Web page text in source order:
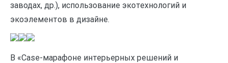
заводах, др.), использование экотехнологий и
экоэлементов в дизайне.
В «Сase-марафоне интерьерных решений и